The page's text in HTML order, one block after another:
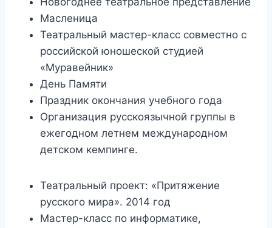
Масленица
Театральный мастер-класс совместно с
российской юношеской студией
«Муравейник»
День Памяти
Праздник окончания учебного года
Организация русскоязычной группы в
ежегодном летнем международном
детском кемпинге.
Театральный проект: «Притяжение
русского мира». 2014 год
Мастер-класс по информатике,